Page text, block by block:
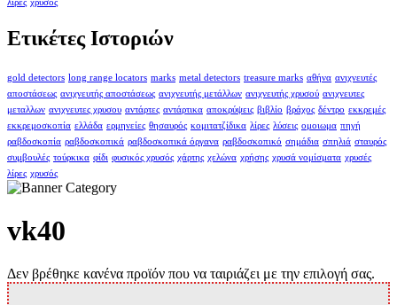
λίρες χρυσός
Ετικέτες Ιστοριών
gold detectors long range locators marks metal detectors treasure marks αθήνα ανιχνευτές
αποστάσεως ανιχνευτής αποστάσεως ανιχνευτής μετάλλων ανιχνευτής χρυσού ανιχνευτες
μεταλλων ανιχνευτες χρυσου αντάρτες αντάρτικα αποκρύψεις βιβλίο βράχος δέντρο εκκρεμές
εκκρεμοσκοπία ελλάδα ερμηνείες θησαυρός κομιτατζίδικα λίρες λύσεις ομοιωμα πηγή
ραβδοσκοπία ραβδοσκοπικά ραβδοσκοπικά όργανα ραβδοσκοπικό σημάδια σπηλιά σταυρός
συμβουλές τούρκικα φίδι φυσικός χρυσός χάρτης χελώνα χρήσης χρυσά νομίσματα χρυσές
λίρες χρυσός
vk40
Δεν βρέθηκε κανένα προϊόν που να ταιριάζει με την επιλογή σας.